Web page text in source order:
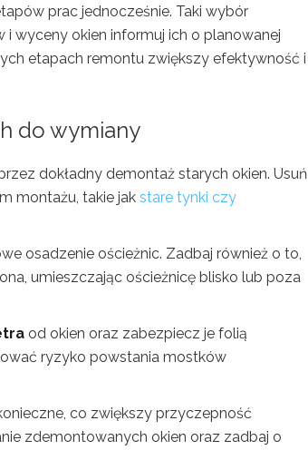
prac jednocześnie. Taki wybór
wyceny okien informuj ich o planowanej
etapach remontu zwiększy efektywność i
do wymiany
dokładny demontaż starych okien. Usuń
montażu, takie jak stare tynki czy
osadzenie ościeżnic. Zadbaj również o to,
umieszczając ościeżnicę blisko lub poza
od okien oraz zabezpiecz je folią
ryzyko powstania mostków
co zwiększy przyczepność
zdemontowanych okien oraz zadbaj o